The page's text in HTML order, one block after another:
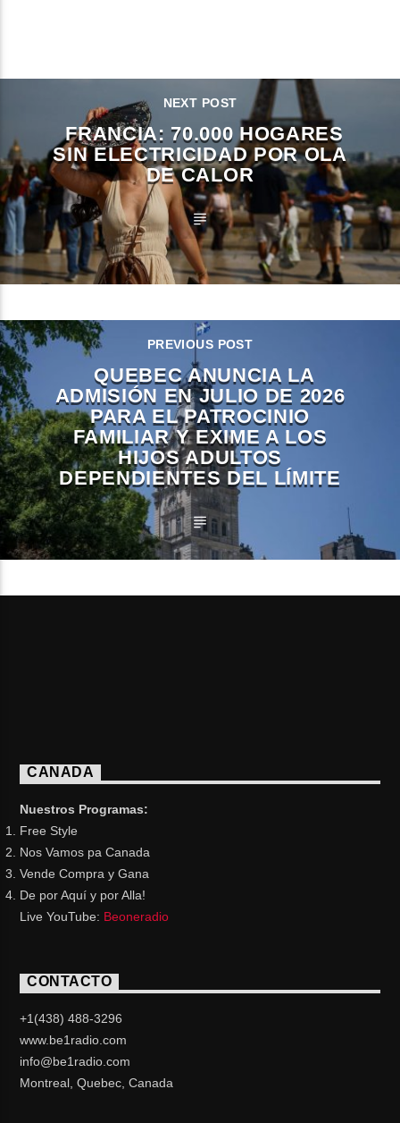
NEXT POST
FRANCIA: 70.000 HOGARES
SIN ELECTRICIDAD POR OLA
DE CALOR
PREVIOUS POST
QUEBEC ANUNCIA LA
ADMISIÓN EN JULIO DE 2026
PARA EL PATROCINIO
FAMILIAR Y EXIME A LOS
HIJOS ADULTOS
DEPENDIENTES DEL LÍMITE
CANADA
Nuestros Programas:
Free Style
Nos Vamos pa Canada
Vende Compra y Gana
De por Aquí y por Alla!
Live YouTube: Beoneradio
CONTACTO
+1(438) 488-3296
www.be1radio.com
info@be1radio.com
Montreal, Quebec, Canada